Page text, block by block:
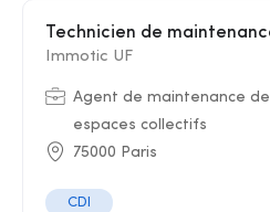
Technicien de
Immotic UF
Agent de maintenance
espaces collectifs
75000 Paris
CDI